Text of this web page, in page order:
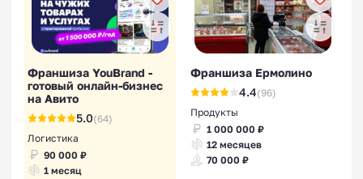
Франшиза YouBrand -
готовый онлайн-бизнес
на Авито
5.0(64)
Логистика
90 000 ₽
1 месяц
Франшиза Ермолино
4.4(96)
Продукты
1 000 000 ₽
12 месяцев
70 000 ₽